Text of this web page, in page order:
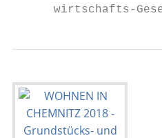
wirtschafts-